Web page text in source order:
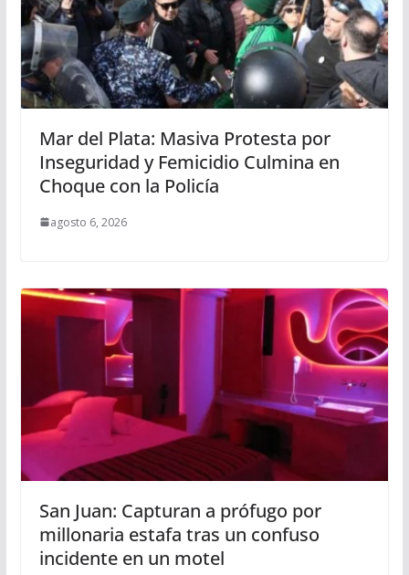
Mar del Plata: Masiva Protesta por
Inseguridad y Femicidio Culmina en
Choque con la Policía
agosto 6, 2026
San Juan: Capturan a prófugo por
millonaria estafa tras un confuso
incidente en un motel